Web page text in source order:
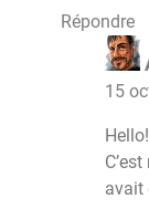
Répondre
15
Hello!
avait